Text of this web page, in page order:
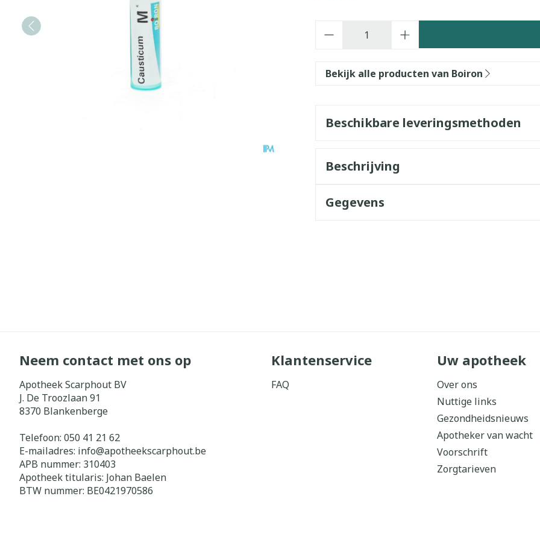
Bekijk alle producten van Boiron
Beschikbare leveringsmethoden
Beschrijving
Gegevens
Neem contact met ons op
Apotheek Scarphout BV
J. De Troozlaan 91
8370 Blankenberge
Telefoon: 050 41 21 62
E-mailadres: info@apotheekscarphout.be
APB nummer: 310403
Apotheek titularis: Johan Baelen
BTW nummer: BE0421970586
Klantenservice
FAQ
Uw apotheek
Over ons
Nuttige links
Gezondheidsnieuws
Apotheker van wacht
Voorschrift
Zorgtarieven